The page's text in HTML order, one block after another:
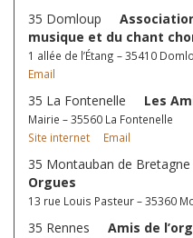
35 Domloup
musique et du chant
1 allée de l’Étang – 35410
Email
35 La Fontenelle Les
Mairie – 35560 La Fontenelle
Site internet
Email
35 Montauban de
Orgues
13 rue Louis Pasteur – 35360
35 Rennes Amis de